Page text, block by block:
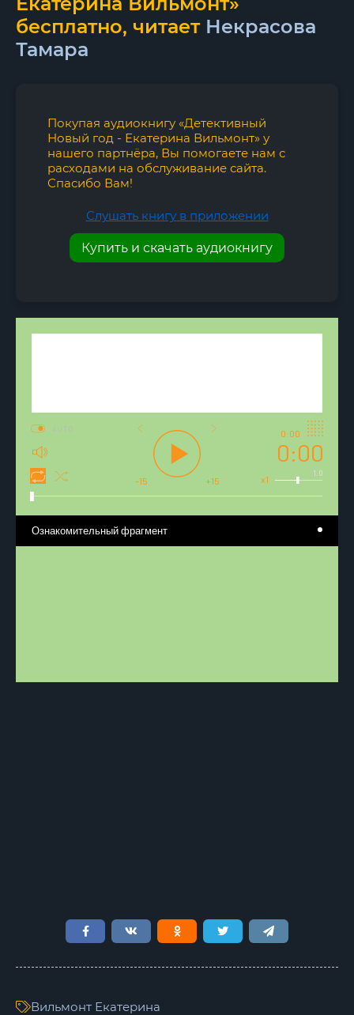
бесплатно, читает Некрасова
Тамара
Покупая аудиокнигу «Детективный
Новый год - Екатерина Вильмонт» у
нашего партнёра, Вы помогаете нам с
расходами на обслуживание сайта.
Спасибо Вам!
Слушать книгу в приложении
Купить и скачать аудиокнигу
0:00
0:00
1.0
x1
-15 +15
AUTO
Ознакомительный фрагмент
Вильмонт Екатерина